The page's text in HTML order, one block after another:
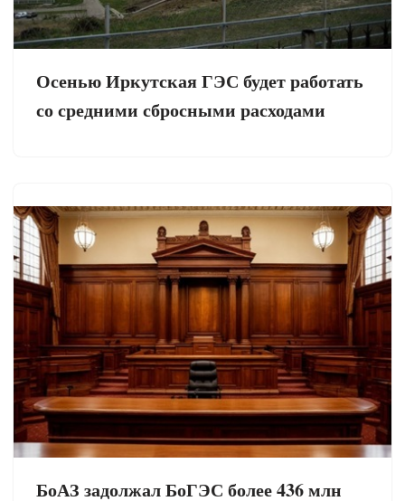
Осенью Иркутская ГЭС будет работать
со средними сбросными расходами
БоАЗ задолжал БоГЭС более 436 млн